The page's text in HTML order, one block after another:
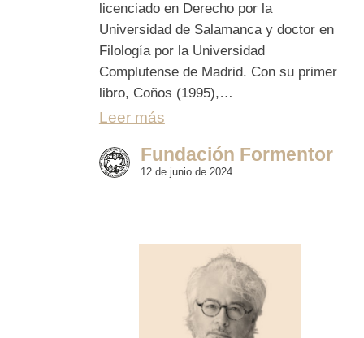
licenciado en Derecho por la
Universidad de Salamanca y doctor en
Filología por la Universidad
Complutense de Madrid. Con su primer
libro, Coños (1995),…
Leer más
Fundación Formentor
12 de junio de 2024